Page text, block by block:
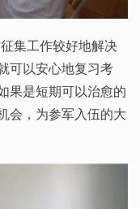
集工作较好地解决
可以安心地复习考
果是短期可以治愈的
会，为参军入伍的大